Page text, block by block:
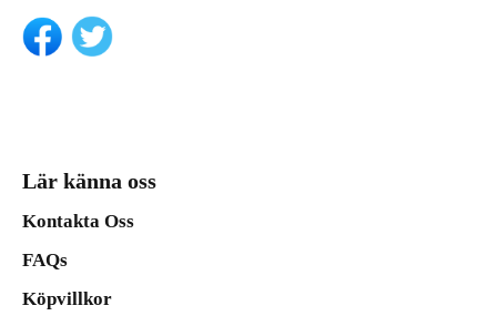
Lär känna oss
Kontakta Oss
FAQs
Köpvillkor